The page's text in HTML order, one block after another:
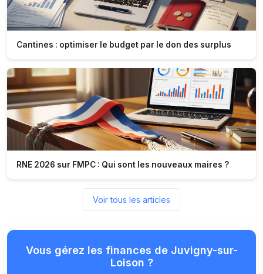
Cantines : optimiser le budget par le don des surplus
RNE 2026 sur FMPC : Qui sont les nouveaux maires ?
Voir tous les articles
Vous gérez les finances de Juvigny-sur-
Loison ?